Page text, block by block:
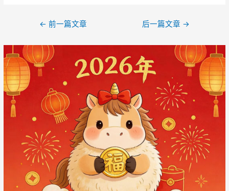
导
航
← 前一篇文章 后一篇文章 →